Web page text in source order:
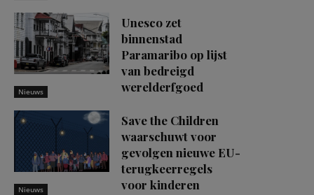
Nieuws
Unesco zet
binnenstad
Paramaribo op lijst
van bedreigd
werelderfgoed
Nieuws
Save the Children
waarschuwt voor
gevolgen nieuwe EU-
terugkeerregels
voor kinderen